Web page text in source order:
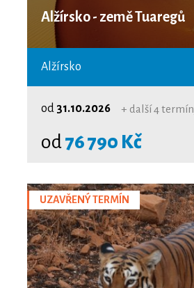
Alžírsko - země Tuaregů
Alžírsko
od 31.10.2026 + další 4
od76 790 Kč
UZAVŘENÝ TERMÍN